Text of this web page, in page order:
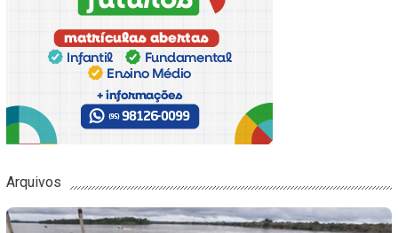
Arquivos